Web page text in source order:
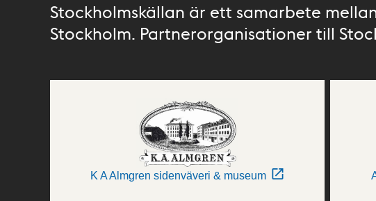
Stockholmskällan är ett samarbete
Stockholm. Partnerorganisationer till
K A Almgren sidenväveri & museum